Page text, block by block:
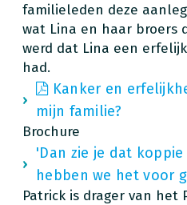
familieleden deze
wat Lina en haar broers
werd dat Lina een
had.
Kanker en
mijn familie?
Brochure
'Dan zie je dat
hebben we het voor
Patrick is drager van het